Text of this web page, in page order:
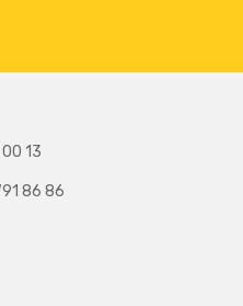
13
86 86